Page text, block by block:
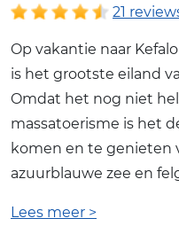
21
Op vakantie naar
is het grootste eiland
Omdat het nog niet
massatoerisme is het
komen en te genieten
azuurblauwe zee en
Lees meer >